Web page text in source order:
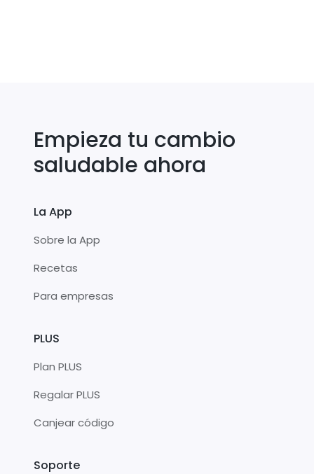
Empieza tu cambio
saludable ahora
La App
Sobre la App
Recetas
Para empresas
PLUS
Plan PLUS
Regalar PLUS
Canjear código
Soporte